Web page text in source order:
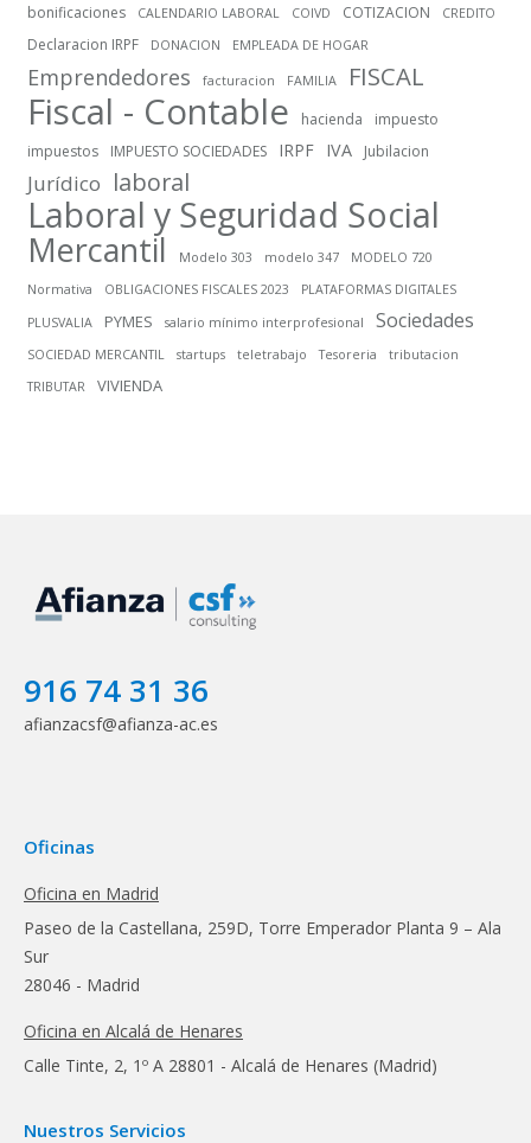
bonificaciones CALENDARIO LABORAL COIVD COTIZACION CREDITO
Declaracion IRPF DONACION EMPLEADA DE HOGAR
Emprendedores facturacion FAMILIA FISCAL
Fiscal - Contable hacienda
impuesto
impuestos
IMPUESTO SOCIEDADES IRPF IVA Jubilacion
Jurídico laboral
Laboral y Seguridad Social
Mercantil Modelo 303 modelo 347
MODELO 720
Normativa
OBLIGACIONES FISCALES 2023
PLATAFORMAS DIGITALES
PLUSVALIA
PYMES salario mínimo interprofesional Sociedades
SOCIEDAD MERCANTIL startups teletrabajo Tesoreria
tributacion
TRIBUTAR
VIVIENDA
916 74 31 36
afianzacsf@afianza-ac.es
Oficinas
Oficina en Madrid
Paseo de la Castellana, 259D, Torre Emperador Planta 9 – Ala
Sur
28046 - Madrid
Oficina en Alcalá de Henares
Calle Tinte, 2, 1º A 28801 - Alcalá de Henares (Madrid)
Nuestros Servicios